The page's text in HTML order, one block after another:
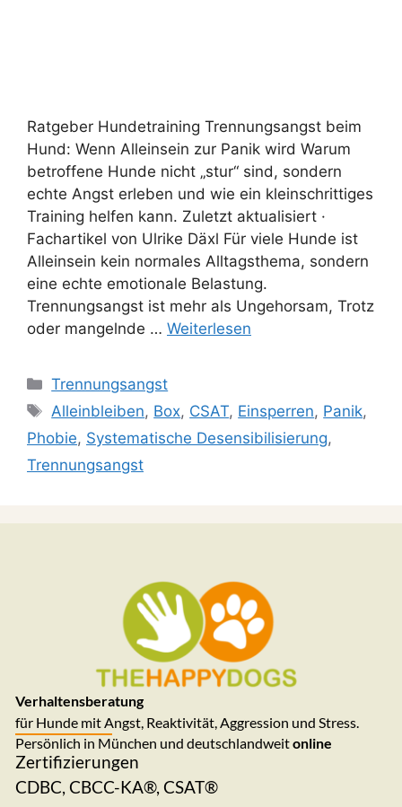
Ratgeber Hundetraining Trennungsangst beim
Hund: Wenn Alleinsein zur Panik wird Warum
betroffene Hunde nicht „stur“ sind, sondern
echte Angst erleben und wie ein kleinschrittiges
Training helfen kann. Zuletzt aktualisiert ·
Fachartikel von Ulrike Däxl Für viele Hunde ist
Alleinsein kein normales Alltagsthema, sondern
eine echte emotionale Belastung.
Trennungsangst ist mehr als Ungehorsam, Trotz
oder mangelnde … Weiterlesen
Trennungsangst
Alleinbleiben, Box, CSAT, Einsperren, Panik,
Phobie, Systematische Desensibilisierung,
Trennungsangst
Verhaltensberatung
für Hunde mit Angst, Reaktivität, Aggression und Stress.
Persönlich in München und deutschlandweitonline
Zertifizierungen
CDBC, CBCC-KA®, CSAT®